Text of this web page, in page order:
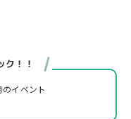
ク！！
イベント